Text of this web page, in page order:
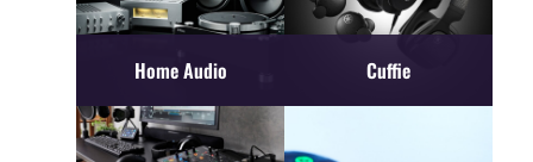
Home Audio Cuffie